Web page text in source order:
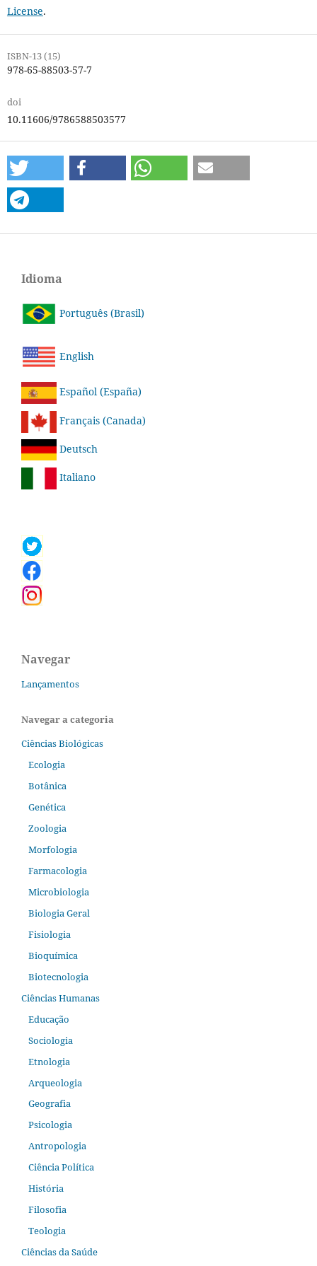
License.
ISBN-13 (15)
978-65-88503-57-7
doi
10.11606/9786588503577
Idioma
Português (Brasil)
English
Español (España)
Français (Canada)
Deutsch
Italiano
Navegar
Lançamentos
Navegar a categoria
Ciências Biológicas
Ecologia
Botânica
Genética
Zoologia
Morfologia
Farmacologia
Microbiologia
Biologia Geral
Fisiologia
Bioquímica
Biotecnologia
Ciências Humanas
Educação
Sociologia
Etnologia
Arqueologia
Geografia
Psicologia
Antropologia
Ciência Política
História
Filosofia
Teologia
Ciências da Saúde